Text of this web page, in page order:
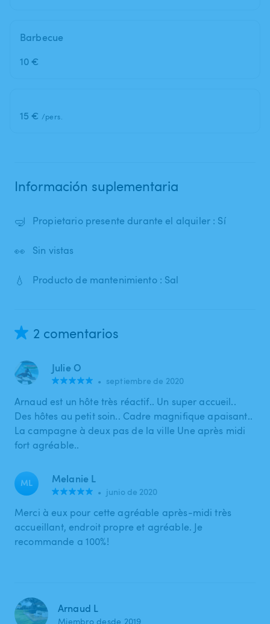
Barbecue
10 €
15 € /pers.
Información suplementaria
🤿 Propietario presente durante el alquiler : Sí
👀 Sin vistas
💧 Producto de mantenimiento : Sal
2 comentarios
Julie O
• septiembre de 2020
Arnaud est un hôte très réactif.. Un super accueil..
Des hôtes au petit soin.. Cadre magnifique apaisant..
La campagne à deux pas de la ville Une après midi
fort agréable..
ML Melanie L
• junio de 2020
Merci à eux pour cette agréable après-midi très
accueillant, endroit propre et agréable. Je
recommande a 100%!
Arnaud L
Miembro desde 2019